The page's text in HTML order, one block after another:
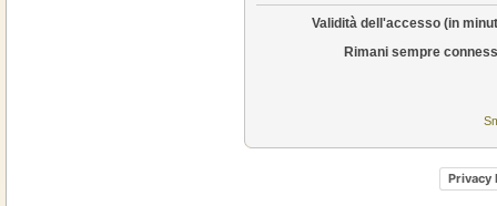
Validità dell'accesso (in
Rimani sempre
Privacy